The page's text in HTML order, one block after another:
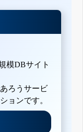
模DBサイト
ろうサービ
ョンです。